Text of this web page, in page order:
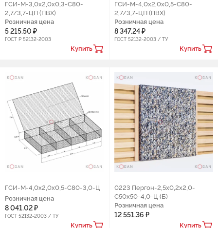
ГCИ-М-3,0х2,0х0,3-С80-
2,7/3,7-ЦП (ПВХ)
Розничная цена
5 215.50 ₽
ГОСТ Р 52132-2003
Купить
ГСИ-М-4,0х2,0х0,5-С80-
2,7/3,7-ЦП (ПВХ)
Розничная цена
8 347.24 ₽
ГОСТ 52132-2003 / ТУ
Купить
ГСИ-М-4,0х2,0х0,5-С80-3,0-Ц
Розничная цена
8 041.02 ₽
ГОСТ 52132-2003 / ТУ
Купить
0223 Пергон-2,5х0,2х2,0-
С50х50-4,0-Ц (Б)
Розничная цена
12 551.36 ₽
Купить